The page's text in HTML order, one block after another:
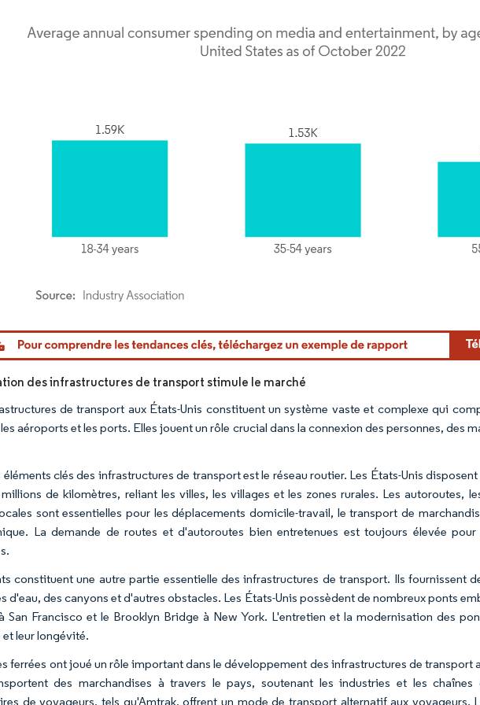
Intelligence. La réutilisation nécessite une attribution sous CC BY 4.0.
des infrastructures de transport stimule le marché
de transport aux États-Unis constituent un système vaste et complexe qui
aéroports et les ports. Elles jouent un rôle crucial dans la connexion des personnes, des
éléments clés des infrastructures de transport est le réseau routier. Les États-Unis
de kilomètres, reliant les villes, les villages et les zones rurales. Les autoroutes,
sont essentielles pour les déplacements domicile-travail, le transport de
La demande de routes et d'autoroutes bien entretenues est toujours élevée
constituent une autre partie essentielle des infrastructures de transport. Ils fournissent
d'eau, des canyons et d'autres obstacles. Les États-Unis possèdent de nombreux ponts
San Francisco et le Brooklyn Bridge à New York. L'entretien et la modernisation des
leur longévité.
ferrées ont joué un rôle important dans le développement des infrastructures de transport
des marchandises à travers le pays, soutenant les industries et les chaînes
de voyageurs, tels qu'Amtrak, offrent un mode de transport alternatif aux voyageurs.